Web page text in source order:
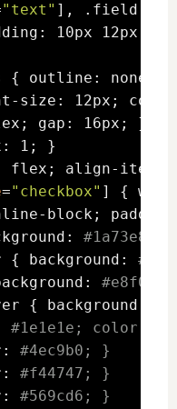
"text" ], .field
10px 12px;
{ outline: none;
size: 12px;
gap: 16px; }
1; }
flex; align-
="checkbox" ] {
block;
#1a73e8;
{ background:
{ background:
#1e1e1e; color:
#4ec9b0; }
#f44747; }
#569cd6; }